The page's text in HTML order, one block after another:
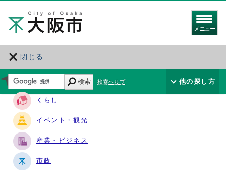
メニュー
閉じる
サイト・ナビ
くらし
イベント・観光
産業・ビジネス
市政
検索 検索ヘルプ 他の探し方